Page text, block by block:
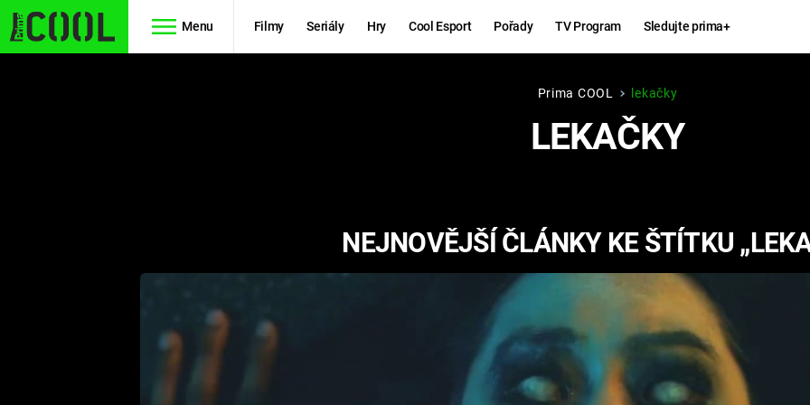
Menu Filmy Seriály Hry Cool Esport Pořady TV Program Sledujte prima+
RYCHLE A
ZBĚSILE 10
Hry
KINGDOM
COME:
DELIVERANCE
ESPORT
Prima COOL lekačky
LEKAČKY
NEJNOVĚJŠÍ ČLÁNKY KE ŠTÍTKU